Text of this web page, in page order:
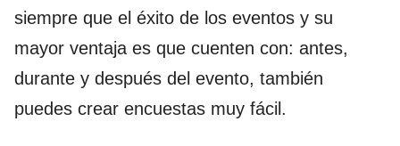
siempre que el éxito de los eventos y su
mayor ventaja es que cuenten con: antes,
durante y después del evento, también
puedes crear encuestas muy fácil.